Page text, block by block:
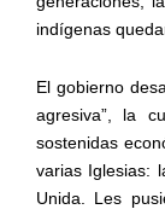
indígenas
El gobierno
agresiva”, la
sostenidas
varias Iglesias:
Unida. Les